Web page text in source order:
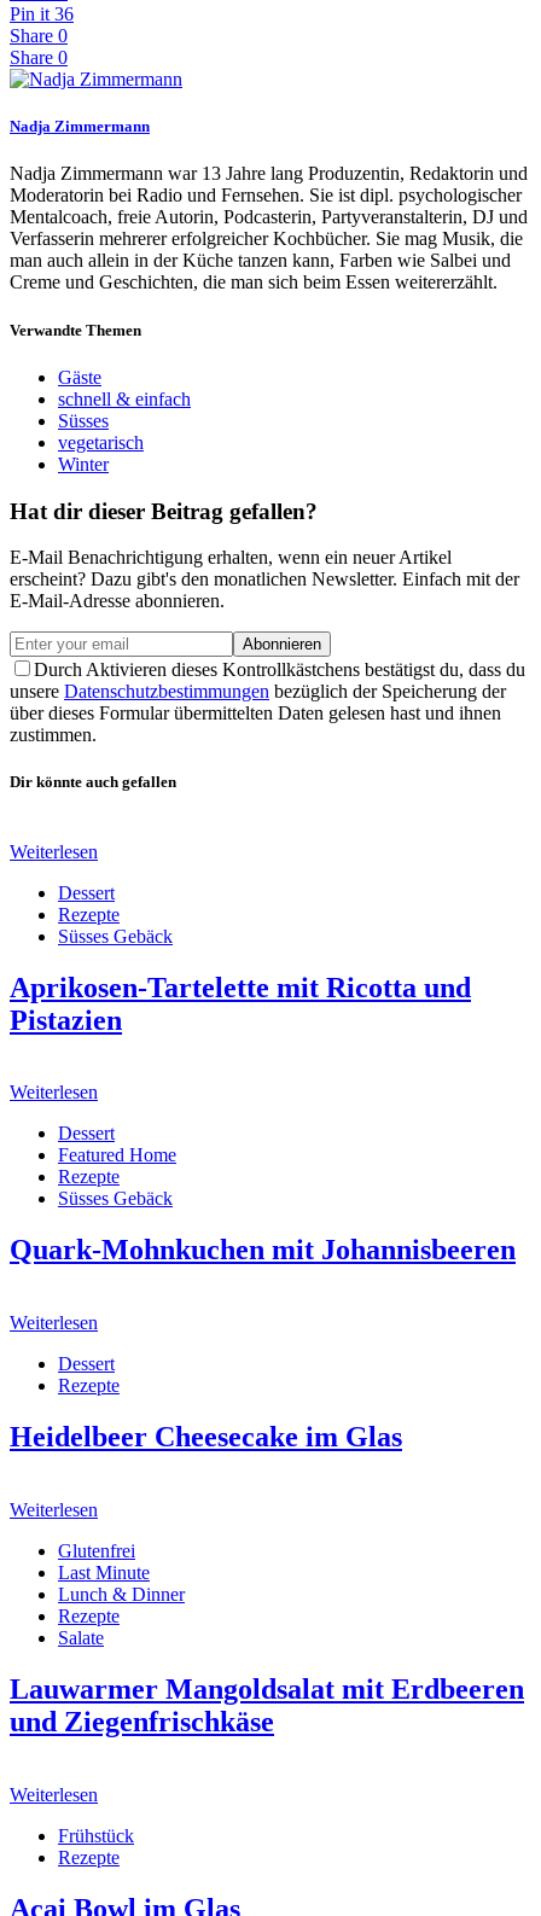
Pin it 36
Share 0
Share 0
Nadja Zimmermann
Nadja Zimmermann war 13 Jahre lang Produzentin, Redaktorin und
Moderatorin bei Radio und Fernsehen. Sie ist dipl. psychologischer
Mentalcoach, freie Autorin, Podcasterin, Partyveranstalterin, DJ und
Verfasserin mehrerer erfolgreicher Kochbücher. Sie mag Musik, die
man auch allein in der Küche tanzen kann, Farben wie Salbei und
Creme und Geschichten, die man sich beim Essen weitererzählt.
Verwandte Themen
Gäste
schnell & einfach
Süsses
vegetarisch
Winter
Hat dir dieser Beitrag gefallen?
E-Mail Benachrichtigung erhalten, wenn ein neuer Artikel
erscheint? Dazu gibt's den monatlichen Newsletter. Einfach mit der
E-Mail-Adresse abonnieren.
Abonnieren
Durch Aktivieren dieses Kontrollkästchens bestätigst du, dass du
unsere Datenschutzbestimmungen bezüglich der Speicherung der
über dieses Formular übermittelten Daten gelesen hast und ihnen
zustimmen.
Dir könnte auch gefallen
Weiterlesen
Dessert
Rezepte
Süsses Gebäck
Aprikosen-Tartelette mit Ricotta und
Pistazien
Weiterlesen
Dessert
Featured Home
Rezepte
Süsses Gebäck
Quark-Mohnkuchen mit Johannisbeeren
Weiterlesen
Dessert
Rezepte
Heidelbeer Cheesecake im Glas
Weiterlesen
Glutenfrei
Last Minute
Lunch & Dinner
Rezepte
Salate
Lauwarmer Mangoldsalat mit Erdbeeren
und Ziegenfrischkäse
Weiterlesen
Frühstück
Rezepte
Açai Bowl im Glas